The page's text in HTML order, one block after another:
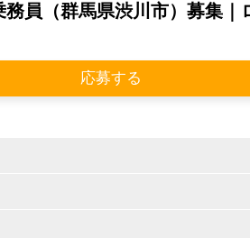
員（群馬県渋川市）募集｜
応募する